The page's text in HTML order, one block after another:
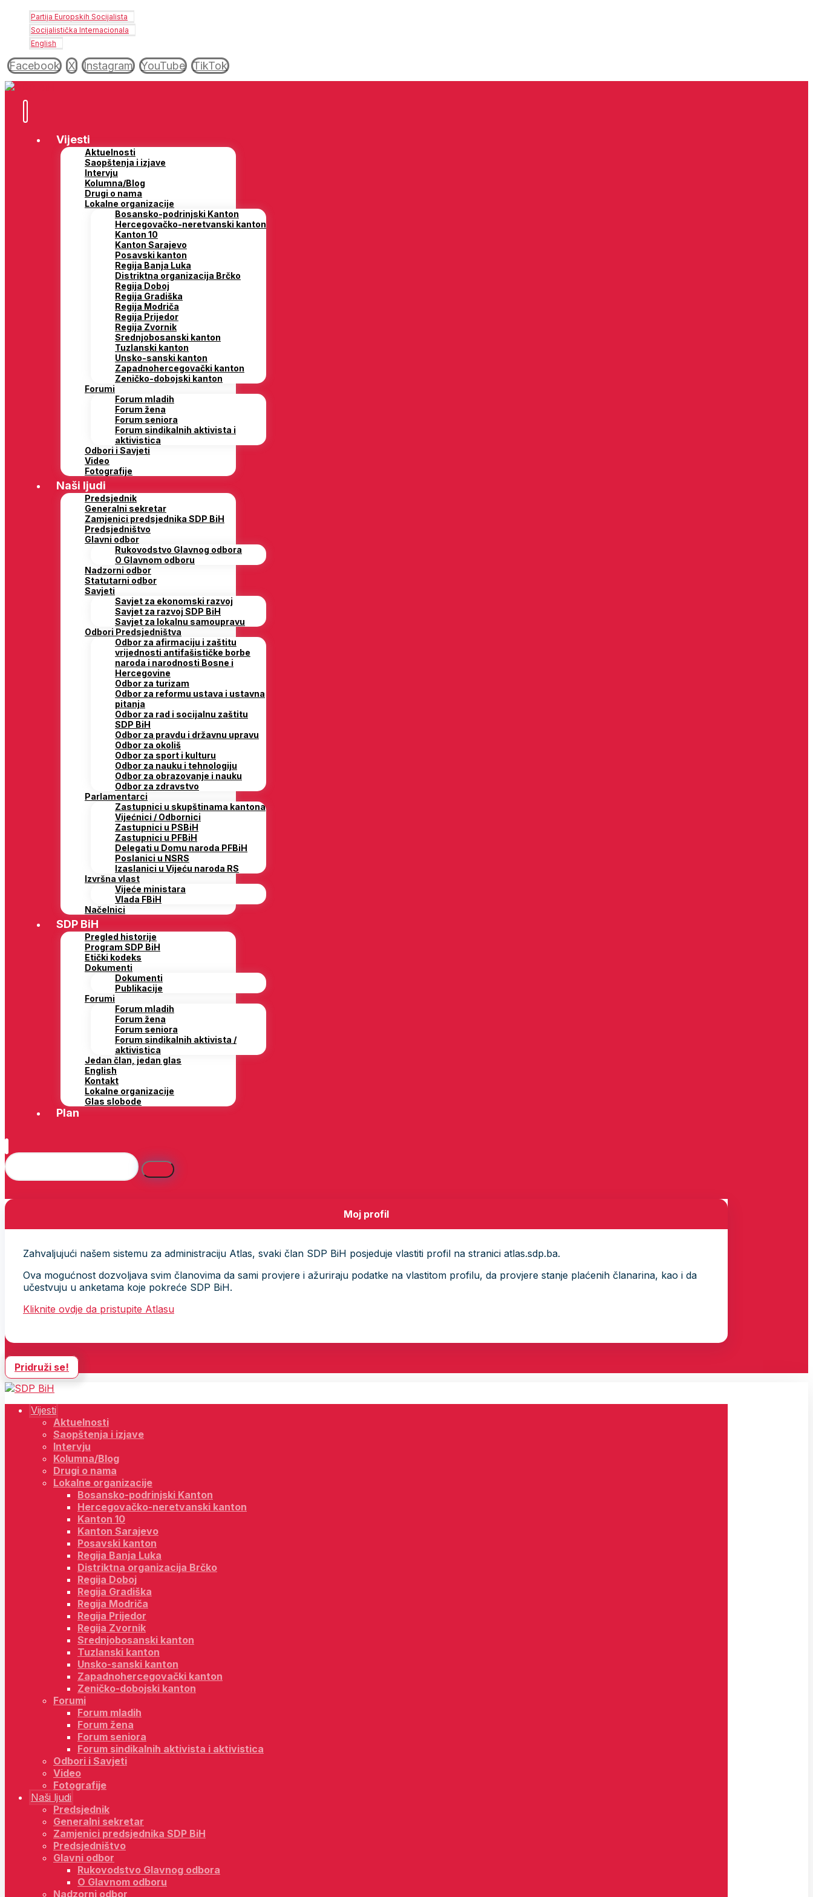
Partija Europskih Socijalista
Socijalistička Internacionala
English
Facebook X Instagram YouTube TikTok
Vijesti
Aktuelnosti
Saopštenja i izjave
Intervju
Kolumna/Blog
Drugi o nama
Lokalne organizacije
Bosansko-podrinjski Kanton
Hercegovačko-neretvanski kanton
Kanton 10
Kanton Sarajevo
Posavski kanton
Regija Banja Luka
Distriktna organizacija Brčko
Regija Doboj
Regija Gradiška
Regija Modriča
Regija Prijedor
Regija Zvornik
Srednjobosanski kanton
Tuzlanski kanton
Unsko-sanski kanton
Zapadnohercegovački kanton
Zeničko-dobojski kanton
Forumi
Forum mladih
Forum žena
Forum seniora
Forum sindikalnih aktivista i
aktivistica
Odbori i Savjeti
Video
Fotografije
Naši ljudi
Predsjednik
Generalni sekretar
Zamjenici predsjednika SDP BiH
Predsjedništvo
Glavni odbor
Rukovodstvo Glavnog odbora
O Glavnom odboru
Nadzorni odbor
Statutarni odbor
Savjeti
Savjet za ekonomski razvoj
Savjet za razvoj SDP BiH
Savjet za lokalnu samoupravu
Odbori Predsjedništva
Odbor za afirmaciju i zaštitu
vrijednosti antifašističke borbe
naroda i narodnosti Bosne i
Hercegovine
Odbor za turizam
Odbor za reformu ustava i ustavna
pitanja
Odbor za rad i socijalnu zaštitu
SDP BiH
Odbor za pravdu i državnu upravu
Odbor za okoliš
Odbor za sport i kulturu
Odbor za nauku i tehnologiju
Odbor za obrazovanje i nauku
Odbor za zdravstvo
Parlamentarci
Zastupnici u skupštinama kantona
Vijećnici / Odbornici
Zastupnici u PSBiH
Zastupnici u PFBiH
Delegati u Domu naroda PFBiH
Poslanici u NSRS
Izaslanici u Vijeću naroda RS
Izvršna vlast
Vijeće ministara
Vlada FBiH
Načelnici
SDP BiH
Pregled historije
Program SDP BiH
Etički kodeks
Dokumenti
Dokumenti
Publikacije
Forumi
Forum mladih
Forum žena
Forum seniora
Forum sindikalnih aktivista /
aktivistica
Jedan član, jedan glas
English
Kontakt
Lokalne organizacije
Glas slobode
Plan
Moj profil
Zahvaljujući našem sistemu za administraciju Atlas, svaki član SDP BiH posjeduje vlastiti profil na stranici atlas.sdp.ba.
Ova mogućnost dozvoljava svim članovima da sami provjere i ažuriraju podatke na vlastitom profilu, da provjere stanje plaćenih članarina, kao i da
učestvuju u anketama koje pokreće SDP BiH.
Kliknite ovdje da pristupite Atlasu
Pridruži se!
Vijesti
Aktuelnosti
Saopštenja i izjave
Intervju
Kolumna/Blog
Drugi o nama
Lokalne organizacije
Bosansko-podrinjski Kanton
Hercegovačko-neretvanski kanton
Kanton 10
Kanton Sarajevo
Posavski kanton
Regija Banja Luka
Distriktna organizacija Brčko
Regija Doboj
Regija Gradiška
Regija Modriča
Regija Prijedor
Regija Zvornik
Srednjobosanski kanton
Tuzlanski kanton
Unsko-sanski kanton
Zapadnohercegovački kanton
Zeničko-dobojski kanton
Forumi
Forum mladih
Forum žena
Forum seniora
Forum sindikalnih aktivista i aktivistica
Odbori i Savjeti
Video
Fotografije
Naši ljudi
Predsjednik
Generalni sekretar
Zamjenici predsjednika SDP BiH
Predsjedništvo
Glavni odbor
Rukovodstvo Glavnog odbora
O Glavnom odboru
Nadzorni odbor